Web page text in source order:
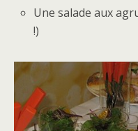
Une salade aux
!)